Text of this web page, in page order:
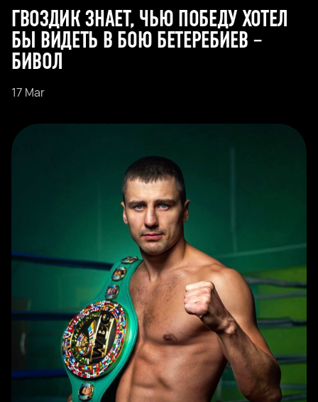
ГВОЗДИК ЗНАЕТ, ЧЬЮ ПОБЕДУ ХОТЕЛ
БЫ ВИДЕТЬ В БОЮ БЕТЕРЕБИЕВ –
БИВОЛ
17 Mar